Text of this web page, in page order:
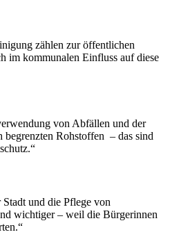
zählen zur öffentlichen
im kommunalen Einfluss auf diese
von Abfällen und der
Rohstoffen – das sind
und die Pflege von
wichtiger – weil die Bürgerinnen